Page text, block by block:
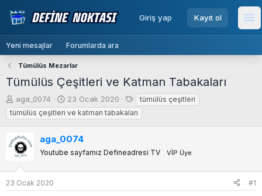
Giriş yap Kayıt ol menu
Yeni mesajlar Forumlarda ara
Tümülüs Mezarlar
Tümülüs Çeşitleri ve Katman Tabakaları
K
o
n
u
y
a
aga_0074
B
a
ş
a
n
23 Ocak 2020
t
i
t
tümülüs çeşitleri
tümülüs çeşitleri ve katman tabakaları
aga_0074
Youtube sayfamız Defineadresi TV VİP Üye
23 Ocak 2020 #1